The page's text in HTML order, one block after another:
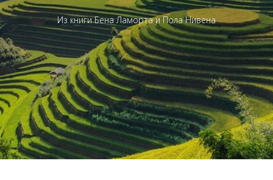
Из книги Бена Ламорта и Пола Нивена